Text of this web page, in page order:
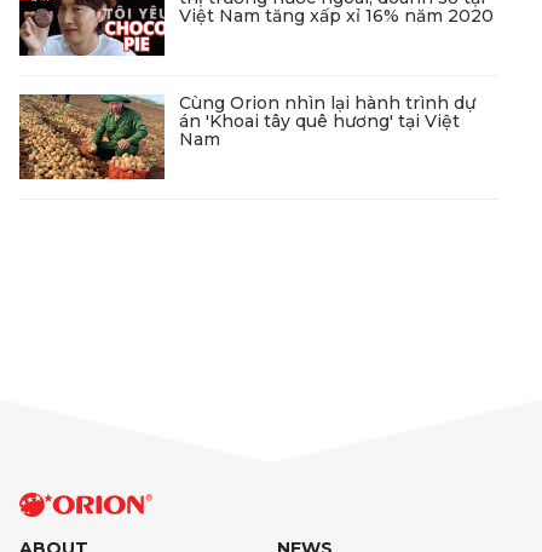
Việt Nam tăng xấp xỉ 16% năm 2020
Cùng Orion nhìn lại hành trình dự
án 'Khoai tây quê hương' tại Việt
Nam